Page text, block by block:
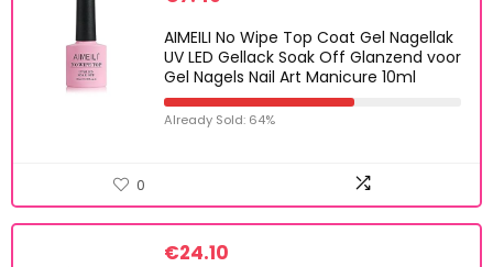
AIMEILI No Wipe Top Coat Gel Nagellak
UV LED Gellack Soak Off Glanzend voor
Gel Nagels Nail Art Manicure 10ml
Already Sold: 64%
0
€24.10